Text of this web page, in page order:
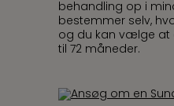
behandling op i
bestemmer selv,
og du kan vælge at
til 72 måneder.